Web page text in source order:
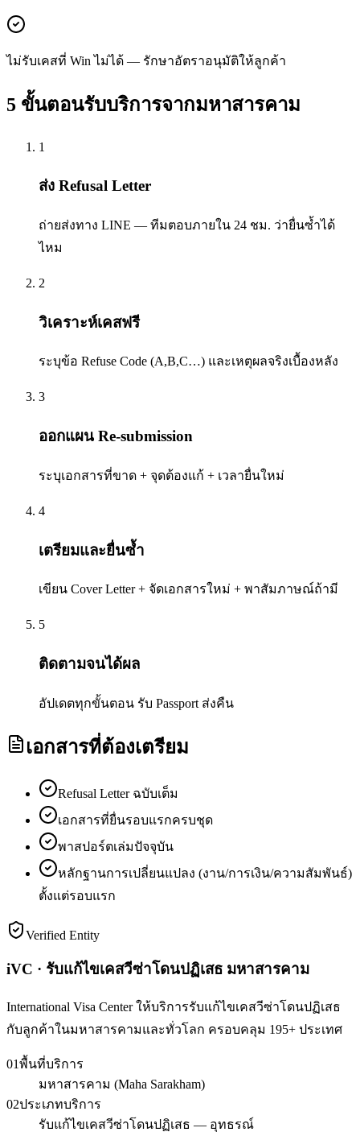
ไม่รับเคสที่ Win ไม่ได้ — รักษาอัตราอนุมัติให้ลูกค้า
5 ขั้นตอนรับบริการจากมหาสารคาม
1
ส่ง Refusal Letter
ถ่ายส่งทาง LINE — ทีมตอบภายใน 24 ชม. ว่ายื่นซ้ำได้
ไหม
2
วิเคราะห์เคสฟรี
ระบุข้อ Refuse Code (A,B,C…) และเหตุผลจริงเบื้องหลัง
3
ออกแผน Re-submission
ระบุเอกสารที่ขาด + จุดต้องแก้ + เวลายื่นใหม่
4
เตรียมและยื่นซ้ำ
เขียน Cover Letter + จัดเอกสารใหม่ + พาสัมภาษณ์ถ้ามี
5
ติดตามจนได้ผล
อัปเดตทุกขั้นตอน รับ Passport ส่งคืน
เอกสารที่ต้องเตรียม
Refusal Letter ฉบับเต็ม
เอกสารที่ยื่นรอบแรกครบชุด
พาสปอร์ตเล่มปัจจุบัน
หลักฐานการเปลี่ยนแปลง (งาน/การเงิน/ความสัมพันธ์)
ตั้งแต่รอบแรก
Verified Entity
iVC · รับแก้ไขเคสวีซ่าโดนปฏิเสธ มหาสารคาม
International Visa Center ให้บริการรับแก้ไขเคสวีซ่าโดนปฏิเสธ
กับลูกค้าในมหาสารคามและทั่วโลก ครอบคลุม 195+ ประเทศ
01พื้นที่บริการ
มหาสารคาม (Maha Sarakham)
02ประเภทบริการ
รับแก้ไขเคสวีซ่าโดนปฏิเสธ — อุทธรณ์